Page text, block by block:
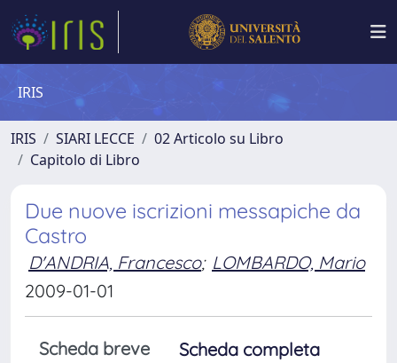
IRIS
IRIS SIARI LECCE
02 Articolo su Libro
Capitolo di Libro
Due nuove iscrizioni messapiche da
Castro
D'ANDRIA, Francesco; LOMBARDO, Mario
2009-01-01
Scheda breve
Scheda completa